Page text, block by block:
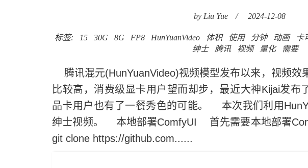
by Liu Yue / 2024-12-08
标签: 15 30G 8G FP8 HunYuanVideo 体积 使用 分钟 动画 卡
绅士
腾讯 视频 量化 需要
腾讯混元(HunYuanVideo)视频模型发布以来，视频效
比较高，消费级显卡用户望而却步，最近大神Kijai发布
品卡用户也有了一餐秀色的可能。 本次我们利用
绅士视频。 本地部署ComfyUI 首先需要本地部署
git clone https://github.com......